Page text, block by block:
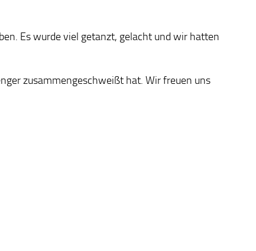
Es wurde viel getanzt, gelacht und wir hatten
zusammengeschweißt hat. Wir freuen uns